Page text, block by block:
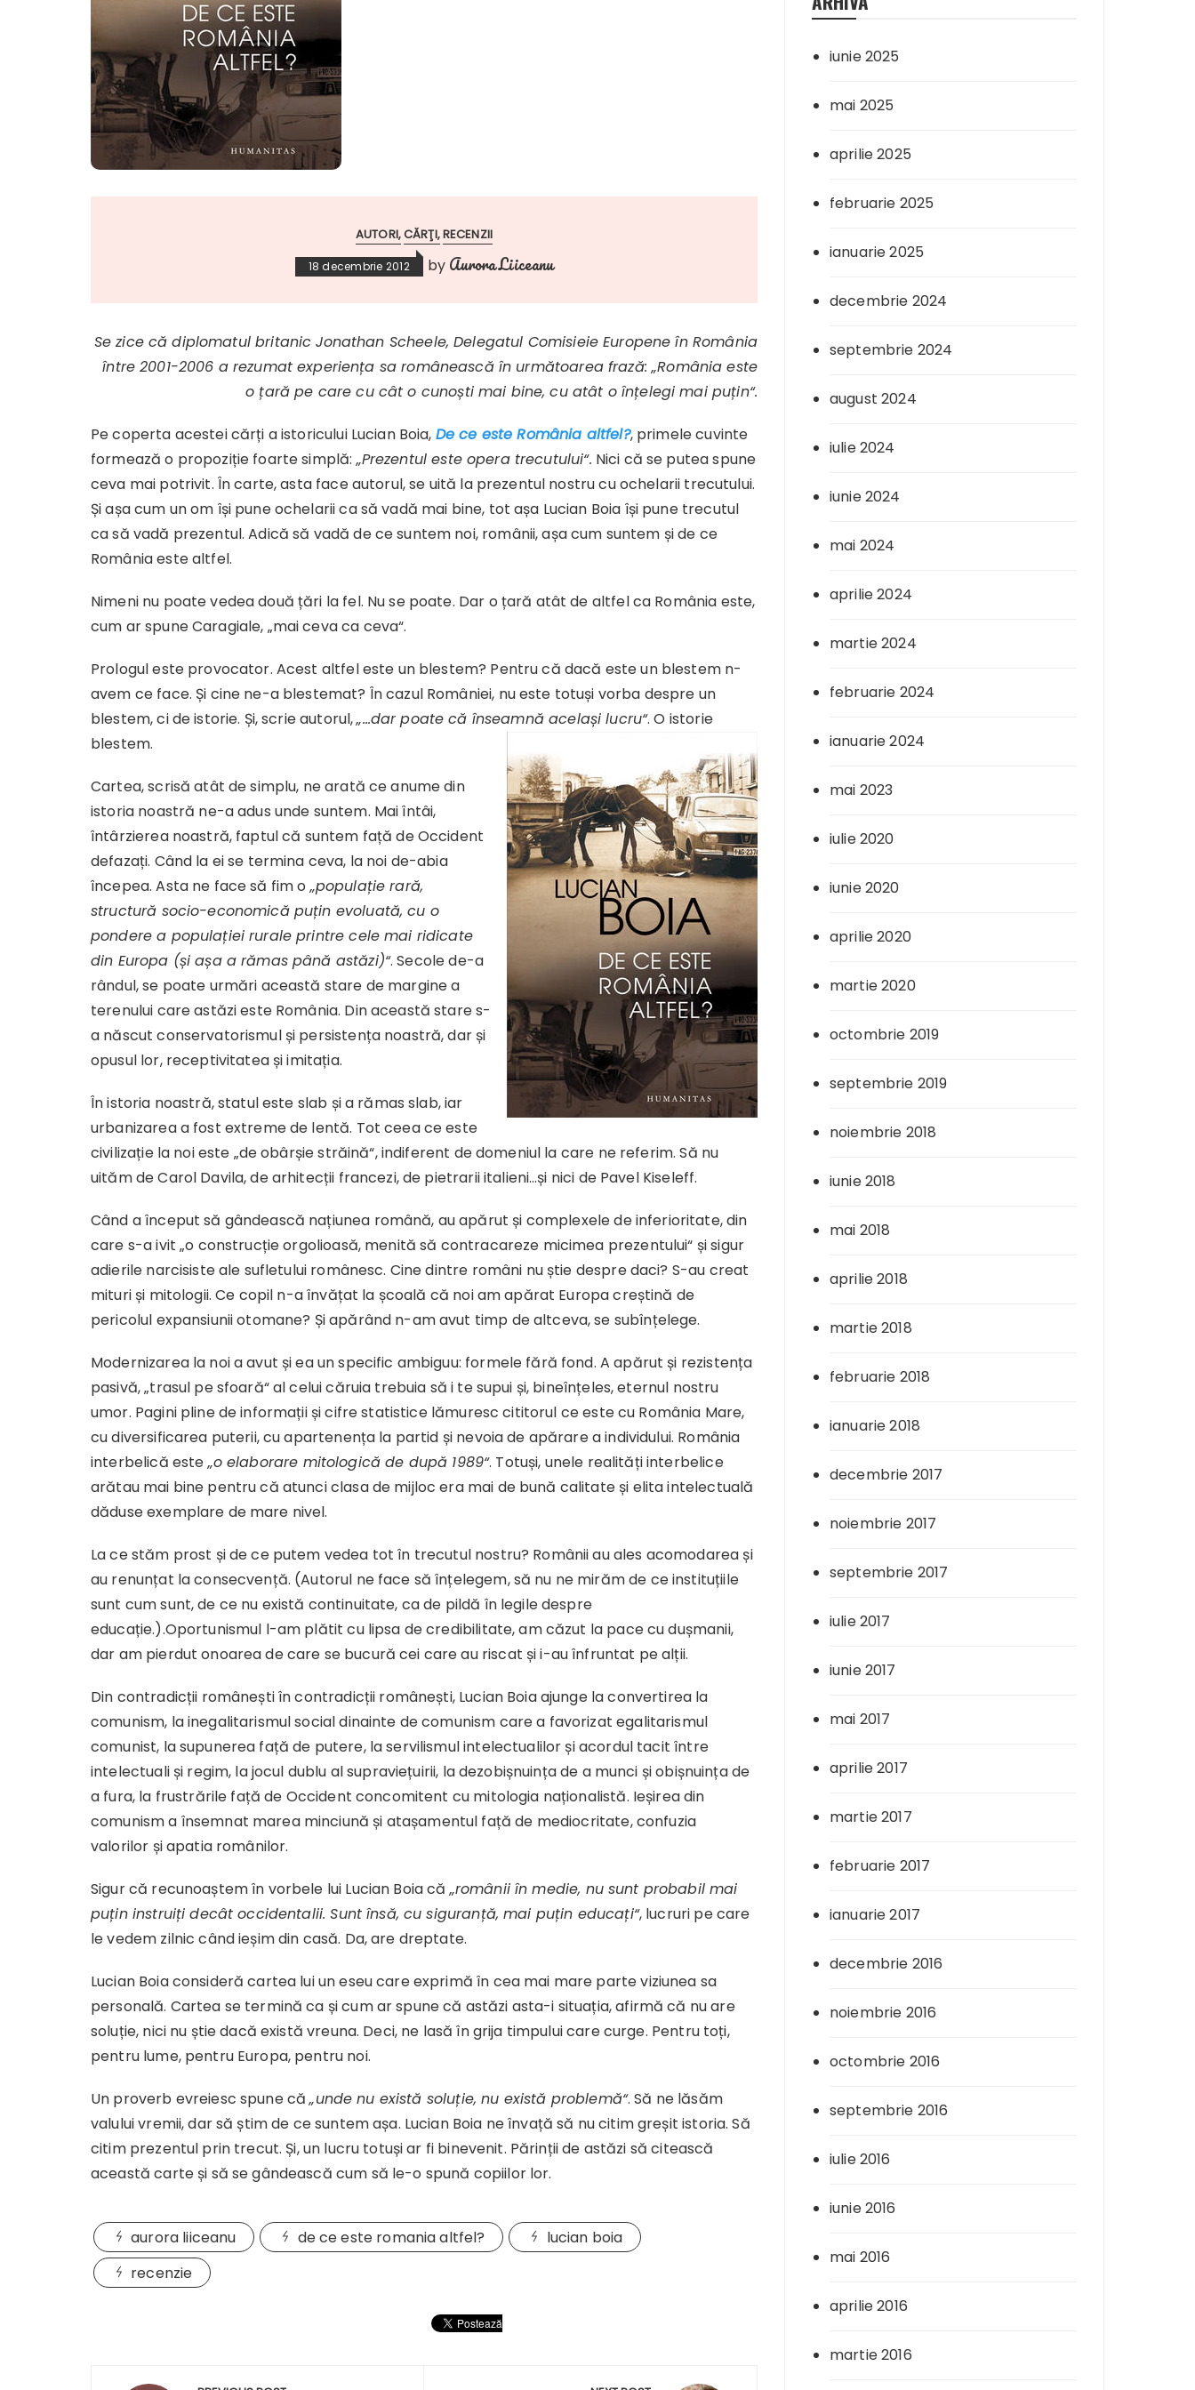
AUTORI CĂRŢI RECENZII
18 decembrie 2012 by Aurora Liiceanu
Se zice că diplomatul britanic Jonathan Scheele, Delegatul Comisieie Europene în România
între 2001-2006 a rezumat experiența sa românească în următoarea frază: „România este
o țară pe care cu cât o cunoști mai bine, cu atât o înțelegi mai puțin“.
Pe coperta acestei cărți a istoricului Lucian Boia, De ce este România altfel?, primele cuvinte
formează o propoziție foarte simplă:„Prezentul este opera trecutului“. Nici că se putea spune
ceva mai potrivit. În carte, asta face autorul, se uită la prezentul nostru cu ochelarii trecutului.
Și așa cum un om își pune ochelarii ca să vadă mai bine, tot așa Lucian Boia își pune trecutul
ca să vadă prezentul. Adică să vadă de ce suntem noi, românii, așa cum suntem și de ce
România este altfel.
Nimeni nu poate vedea două țări la fel. Nu se poate. Dar o țară atât de altfel ca România este,
cum ar spune Caragiale, „mai ceva ca ceva“.
Prologul este provocator. Acest altfel este un blestem? Pentru că dacă este un blestem n-
avem ce face. Și cine ne-a blestemat? În cazul României, nu este totuși vorba despre un
blestem, ci de istorie. Și, scrie autorul,„…dar poate că înseamnă același lucru“. O istorie
blestem.
Cartea, scrisă atât de simplu, ne arată ce anume din
istoria noastră ne-a adus unde suntem. Mai întâi,
întârzierea noastră, faptul că suntem față de Occident
defazați. Când la ei se termina ceva, la noi de-abia
începea. Asta ne face să fim o„populație rară,
structură socio-economică puțin evoluată, cu o
pondere a populației rurale printre cele mai ridicate
din Europa (și așa a rămas până astăzi)“. Secole de-a
rândul, se poate urmări această stare de margine a
terenului care astăzi este România. Din această stare s-
a născut conservatorismul și persistența noastră, dar și
opusul lor, receptivitatea și imitația.
În istoria noastră, statul este slab și a rămas slab, iar
urbanizarea a fost extreme de lentă. Tot ceea ce este
civilizație la noi este „de obârșie străină“, indiferent de domeniul la care ne referim. Să nu
uităm de Carol Davila, de arhitecții francezi, de pietrarii italieni…și nici de Pavel Kiseleff.
Când a început să gândească națiunea română, au apărut și complexele de inferioritate, din
care s-a ivit „o construcție orgolioasă, menită să contracareze micimea prezentului“ și sigur
adierile narcisiste ale sufletului românesc. Cine dintre români nu știe despre daci? S-au creat
mituri și mitologii. Ce copil n-a învățat la școală că noi am apărat Europa creștină de
pericolul expansiunii otomane? Și apărând n-am avut timp de altceva, se subînțelege.
Modernizarea la noi a avut și ea un specific ambiguu: formele fără fond. A apărut și rezistența
pasivă, „trasul pe sfoară“ al celui căruia trebuia să i te supui și, bineînțeles, eternul nostru
umor. Pagini pline de informații și cifre statistice lămuresc cititorul ce este cu România Mare,
cu diversificarea puterii, cu apartenența la partid și nevoia de apărare a individului. România
interbelică este„o elaborare mitologică de după 1989“. Totuși, unele realități interbelice
arătau mai bine pentru că atunci clasa de mijloc era mai de bună calitate și elita intelectuală
dăduse exemplare de mare nivel.
La ce stăm prost și de ce putem vedea tot în trecutul nostru? Românii au ales acomodarea și
au renunțat la consecvență. (Autorul ne face să înțelegem, să nu ne mirăm de ce instituțiile
sunt cum sunt, de ce nu există continuitate, ca de pildă în legile despre
educație.).Oportunismul l-am plătit cu lipsa de credibilitate, am căzut la pace cu dușmanii,
dar am pierdut onoarea de care se bucură cei care au riscat și i-au înfruntat pe alții.
Din contradicții românești în contradicții românești, Lucian Boia ajunge la convertirea la
comunism, la inegalitarismul social dinainte de comunism care a favorizat egalitarismul
comunist, la supunerea față de putere, la servilismul intelectualilor și acordul tacit între
intelectuali și regim, la jocul dublu al supraviețuirii, la dezobișnuința de a munci și obișnuința de
a fura, la frustrările față de Occident concomitent cu mitologia naționalistă. Ieșirea din
comunism a însemnat marea minciună și atașamentul față de mediocritate, confuzia
valorilor și apatia românilor.
Sigur că recunoaștem în vorbele lui Lucian Boia că„românii în medie, nu sunt probabil mai
puțin instruiți decât occidentalii. Sunt însă, cu siguranță, mai puțin educați“, lucruri pe care
le vedem zilnic când ieșim din casă. Da, are dreptate.
Lucian Boia consideră cartea lui un eseu care exprimă în cea mai mare parte viziunea sa
personală. Cartea se termină ca și cum ar spune că astăzi asta-i situația, afirmă că nu are
soluție, nici nu știe dacă există vreuna. Deci, ne lasă în grija timpului care curge. Pentru toți,
pentru lume, pentru Europa, pentru noi.
Un proverb evreiesc spune că„unde nu există soluție, nu există problemă“. Să ne lăsăm
valului vremii, dar să știm de ce suntem așa. Lucian Boia ne învață să nu citim greșit istoria. Să
citim prezentul prin trecut. Și, un lucru totuși ar fi binevenit. Părinții de astăzi să citească
această carte și să se gândească cum să le-o spună copiilor lor.
aurora liiceanu de ce este romania altfel?
lucian boia
recenzie
iunie 2025
mai 2025
aprilie 2025
februarie 2025
ianuarie 2025
decembrie 2024
septembrie 2024
august 2024
iulie 2024
iunie 2024
mai 2024
aprilie 2024
martie 2024
februarie 2024
ianuarie 2024
mai 2023
iulie 2020
iunie 2020
aprilie 2020
martie 2020
octombrie 2019
septembrie 2019
noiembrie 2018
iunie 2018
mai 2018
aprilie 2018
martie 2018
februarie 2018
ianuarie 2018
decembrie 2017
noiembrie 2017
septembrie 2017
iulie 2017
iunie 2017
mai 2017
aprilie 2017
martie 2017
februarie 2017
ianuarie 2017
decembrie 2016
noiembrie 2016
octombrie 2016
septembrie 2016
iulie 2016
iunie 2016
mai 2016
aprilie 2016
martie 2016